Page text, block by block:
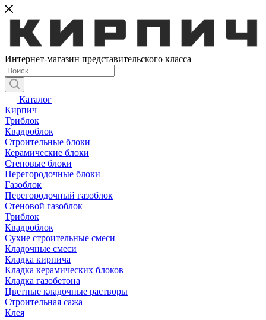
Интернет-магазин представительского класса
Каталог
Кирпич
Триблок
Квадроблок
Строительные блоки
Керамические блоки
Стеновые блоки
Перегородочные блоки
Газоблок
Перегородочный газоблок
Стеновой газоблок
Триблок
Квадроблок
Сухие строительные смеси
Кладочные смеси
Кладка кирпича
Кладка керамических блоков
Кладка газобетона
Цветные кладочные растворы
Строительная сажа
Клея